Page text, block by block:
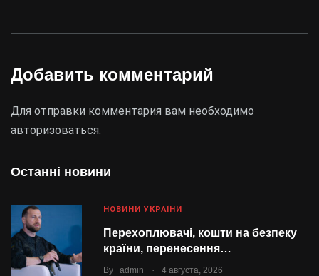
Останні новини
НОВИНИ УКРАЇНИ
Перехоплювачі, кошти на безпеку
країни, перенесення…
By admin . 4 августа, 2026
Добавить комментарий
Для отправки комментария вам необходимо
авторизоваться.